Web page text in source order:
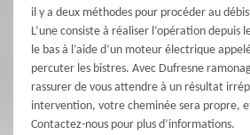
il y a deux méthodes pour procéder au
L’une consiste à réaliser l’opération depuis
le bas à l’aide d’un moteur électrique
percuter les bistres. Avec Dufresne
rassurer de vous attendre à un résultat
intervention, votre cheminée sera propre,
Contactez-nous pour plus d’informations.